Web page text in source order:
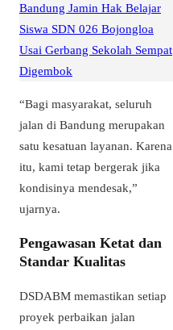
Bandung Jamin Hak Belajar
Siswa SDN 026 Bojongloa
Usai Gerbang Sekolah Sempat
Digembok
“Bagi masyarakat, seluruh
jalan di Bandung merupakan
satu kesatuan layanan. Karena
itu, kami tetap bergerak jika
kondisinya mendesak,”
ujarnya.
Pengawasan Ketat dan
Standar Kualitas
DSDABM memastikan setiap
proyek perbaikan jalan